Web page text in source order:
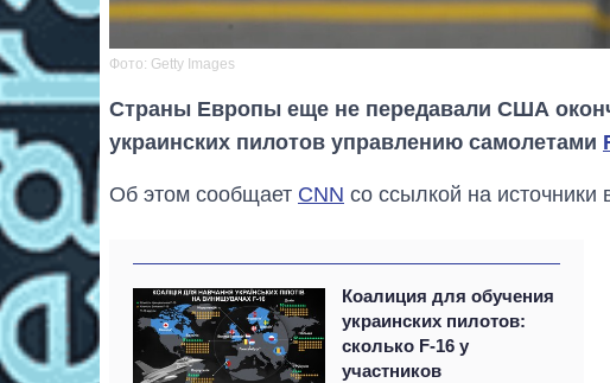
Фото: Getty Images
Страны Европы еще не передавали США
украинских пилотов управлению самолетами
Об этом сообщает CNN со ссылкой на источники
Коалиция для обучения
украинских пилотов:
сколько F-16 у
участников